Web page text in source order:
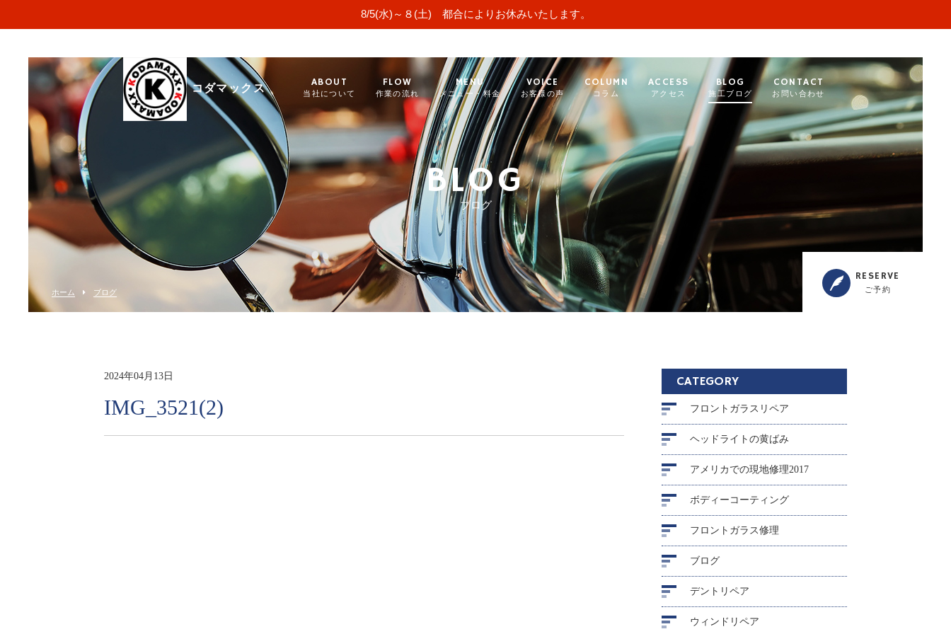
8/5(水)～８(土) 都合によりお休みいたします。
コダマックス
ABOUT
当社について
FLOW
作業の流れ
MENU
メニュー・料金
VOICE
お客様の声
COLUMN
コラム
ACCESS
アクセス
BLOG
施工ブログ
CONTACT
お問い合わせ
BLOG
ブログ
ホーム ブログ
RESERVE
ご予約
2024年04月13日
IMG_3521(2)
CATEGORY
フロントガラスリペア
ヘッドライトの黄ばみ
アメリカでの現地修理2017
ボディーコーティング
フロントガラス修理
ブログ
デントリペア
ウィンドリペア